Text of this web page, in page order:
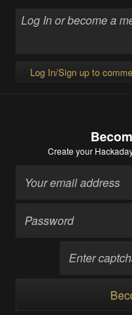
Log In/Sign up to
Create your